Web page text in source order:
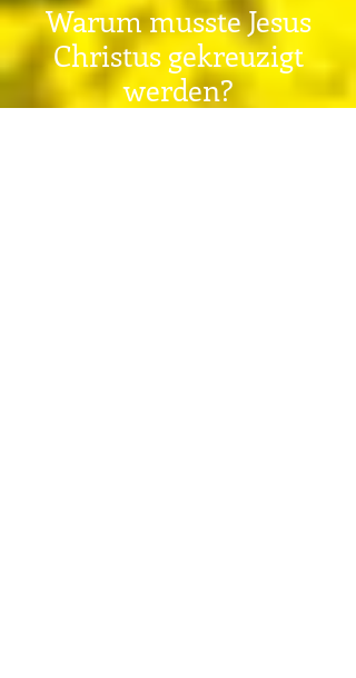
Warum musste Jesus
Christus gekreuzigt
werden?